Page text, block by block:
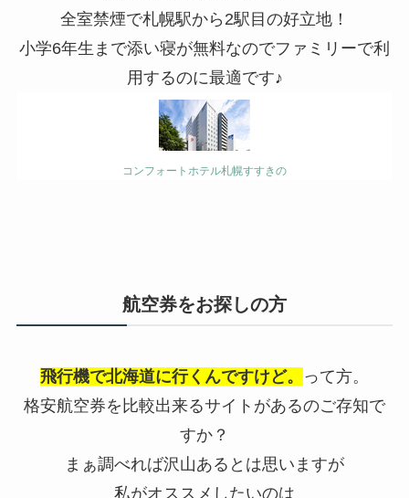
全室禁煙で札幌駅から2駅目の好立地！
小学6年生まで添い寝が無料なのでファミリーで利
用するのに最適です♪
コンフォートホテル札幌すすきの
航空券をお探しの方
飛行機で北海道に行くんですけど。 って方。
格安航空券を比較出来るサイトがあるのご存知で
すか？
まぁ調べれば沢山あるとは思いますが
私がオススメしたいのは